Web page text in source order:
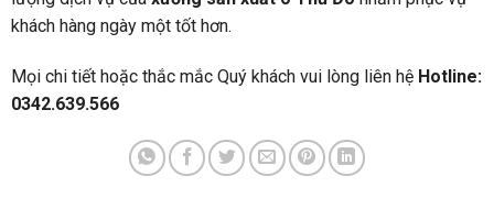
khách hàng ngày một tốt hơn.
Mọi chi tiết hoặc thắc mắc Quý khách vui lòng liên hệ Hotline:
0342.639.566